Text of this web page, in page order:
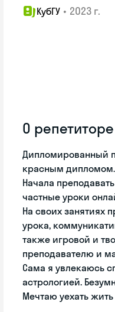
КубГУ • 2023 г.
О репетиторе
Дипломированный
красным дипломом.
Начала
частные уроки
На своих занятиях
урока,
также игровой и
преподавателю и
Сама я увлекаюсь
астрологией.
Мечтаю уехать